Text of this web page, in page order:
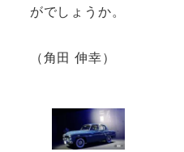
がでしょうか。
（角田 伸幸）